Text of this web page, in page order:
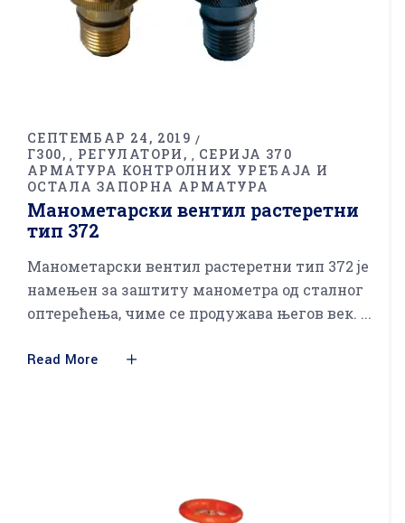
СЕПТЕМБАР 24, 2019
Г300
РЕГУЛАТОРИ
СЕРИЈА 370
АРМАТУРА КОНТРОЛНИХ УРЕЂАЈА И
ОСТАЛА ЗАПОРНА АРМАТУРА
Манометарски вентил растеретни
тип 372
Манометарски вентил растеретни тип 372 је
намењен за заштиту манометра од сталног
оптерећења, чиме се продужава његов век.
Read More